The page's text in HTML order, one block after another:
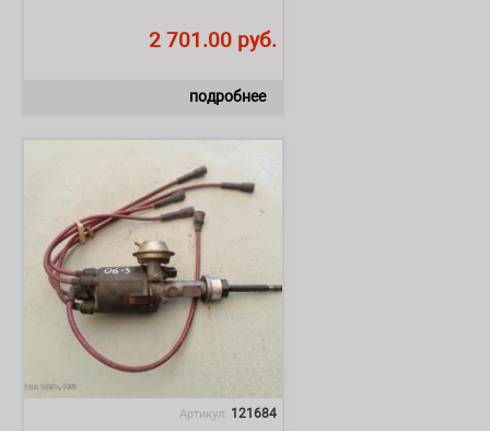
2 701.00 руб.
подробнее
Артикул: 121684